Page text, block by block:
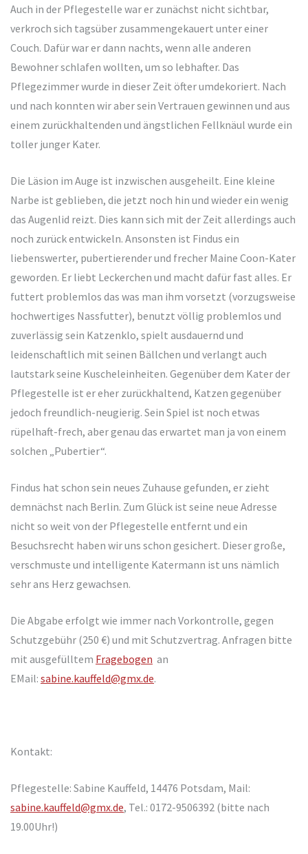
Auch in der Pflegestelle war er zunächst nicht sichtbar,
verkroch sich tagsüber zusammengekauert unter einer
Couch. Dafür war er dann nachts, wenn alle anderen
Bewohner schlafen wollten, um so lebhafter. Das
Pflegezimmer wurde in dieser Zeit öfter umdekoriert. Nach
und nach konnten wir aber sein Vertrauen gewinnen und aus
einem zurückhaltenden und ängstlichen Fellknäul wurde ein
toller junger Kater.
Die Läsion im Auge ist inzwischen ausgeheilt. Eine kleine
Narbe ist geblieben, die jetzt noch hin und wieder ein wenig
das Augenlid reizt. Dies kann sich mit der Zeit allerdings auch
noch zurück entwickeln. Ansonsten ist Findus ein
liebenswerter, pubertierender und frecher Maine Coon-Kater
geworden. Er liebt Leckerchen und macht dafür fast alles. Er
futtert problemlos das was man ihm vorsetzt (vorzugsweise
hochwertiges Nassfutter), benutzt völlig problemlos und
zuverlässig sein Katzenklo, spielt ausdauernd und
leidenschaftlich mit seinen Bällchen und verlangt auch
lautstark seine Kuscheleinheiten. Gegenüber dem Kater der
Pflegestelle ist er eher zurückhaltend, Katzen gegenüber
jedoch freundlich-neugierig. Sein Spiel ist noch etwas
rüpelhaft-frech, aber genau das erwartet man ja von einem
solchen „Pubertier“.
Findus hat schon sein neues Zuhause gefunden, er zieht
demnächst nach Berlin. Zum Glück ist seine neue Adresse
nicht so weit von der Pflegestelle entfernt und ein
Besuchsrecht haben wir uns schon gesichert. Dieser große,
verschmuste und intelligente Katermann ist uns nämlich
sehr ans Herz gewachsen.
Die Abgabe erfolgt wie immer nach Vorkontrolle, gegen
Schutzgebühr (250 €) und mit Schutzvertrag. Anfragen bitte
mit ausgefülltem Fragebogen an
EMail: sabine.kauffeld@gmx.de.
Kontakt:
Pflegestelle: Sabine Kauffeld, 14476 Potsdam, Mail:
sabine.kauffeld@gmx.de, Tel.: 0172-9506392 (bitte nach
19.00Uhr!)